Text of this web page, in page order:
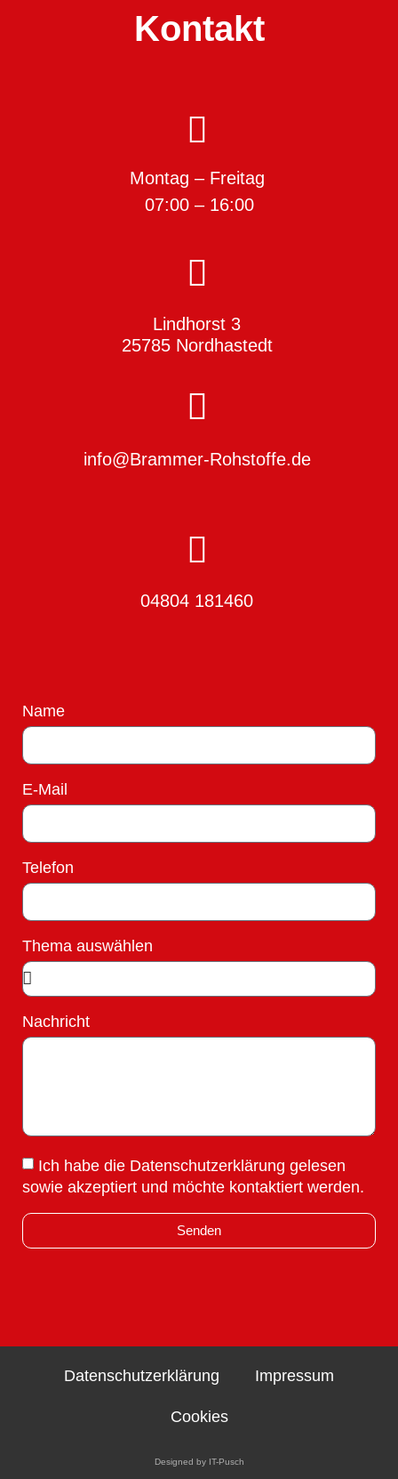
Kontakt
Montag – Freitag
07:00 – 16:00
Lindhorst 3
25785 Nordhastedt
info@Brammer-Rohstoffe.de
04804 181460
Name
E-Mail
Telefon
Thema auswählen
Nachricht
Ich habe die Datenschutzerklärung gelesen
sowie akzeptiert und möchte kontaktiert werden.
Senden
Datenschutzerklärung Impressum
Cookies
Designed by IT-Pusch